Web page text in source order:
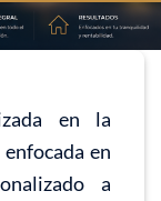
en la
en
a